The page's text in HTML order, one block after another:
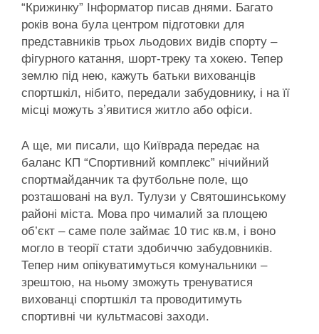
“Крижинку” Інформатор писав днями. Багато
років вона була центром підготовки для
представників трьох льодових видів спорту –
фігурного катання, шорт-треку та хокею. Тепер
землю під нею, кажуть батьки вихованців
спортшкіл, нібито, передали забудовнику, і на її
місці можуть зʼявитися житло або офіси.
А ще, ми писали, що Київрада передає на
баланс КП “Спортивний комплекс” нічийний
спортмайданчик та футбольне поле, що
розташовані на вул. Тулузи у Святошинському
районі міста. Мова про чималий за площею
об’єкт – саме поле займає 10 тис кв.м, і воно
могло в теорії стати здобиччю забудовників.
Тепер ним опікуватимуться комунальники –
зрештою, на ньому зможуть тренуватися
вихованці спортшкіл та проводитимуть
спортивні чи культмасові заходи.